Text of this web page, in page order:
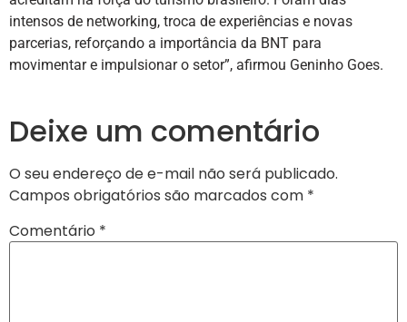
intensos de networking, troca de experiências e novas
parcerias, reforçando a importância da BNT para
movimentar e impulsionar o setor”, afirmou Geninho Goes.
Deixe um comentário
O seu endereço de e-mail não será publicado.
Campos obrigatórios são marcados com *
Comentário *